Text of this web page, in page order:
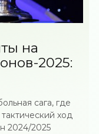
на
2025:
сага, где
ход
2024/2025